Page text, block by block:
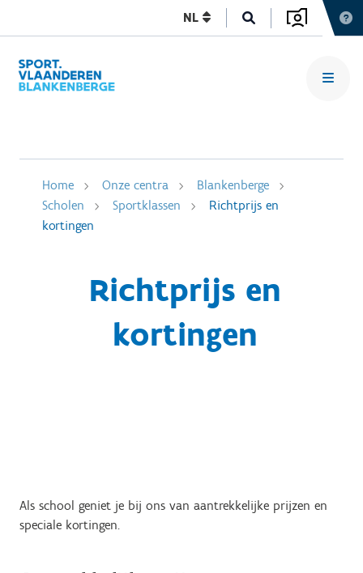
NL
Home Onze centra
Blankenberge
Scholen
Sportklassen
Richtprijs en
kortingen
Richtprijs en
kortingen
Als school geniet je bij ons van aantrekkelijke prijzen en
speciale kortingen.